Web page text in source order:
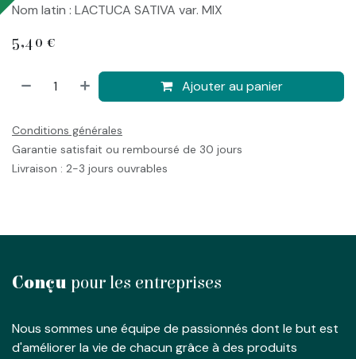
Nom latin : LACTUCA SATIVA var. MIX
5,40 €
Ajouter au panier
Conditions générales
Garantie satisfait ou remboursé de 30 jours
Livraison : 2-3 jours ouvrables
Conçu pour les entreprises
Nous sommes une équipe de passionnés dont le but est
d'améliorer la vie de chacun grâce à des produits